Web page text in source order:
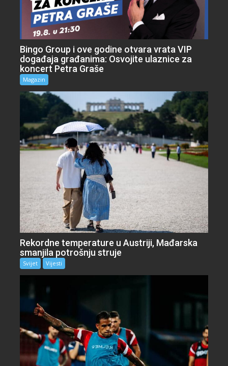
Bingo Group i ove godine otvara vrata VIP
događaja građanima: Osvojite ulaznice za
koncert Petra Graše
Magazin
Rekordne temperature u Austriji, Mađarska
smanjila potrošnju struje
Svijet Vijesti